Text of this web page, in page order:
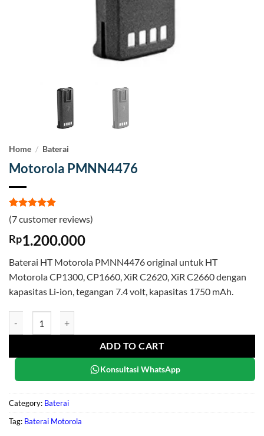
Home / Baterai
Motorola PMNN4476
Rated5
out of 5
based on
7
customer
(7customer reviews)
Rp1.200.000
Baterai HT Motorola PMNN4476 original untuk HT
Motorola CP1300, CP1660, XiR C2620, XiR C2660 dengan
kapasitas Li-ion, tegangan 7.4 volt, kapasitas 1750 mAh.
ADD TO CART
Konsultasi WhatsApp
Category: Baterai
Tag: Baterai Motorola